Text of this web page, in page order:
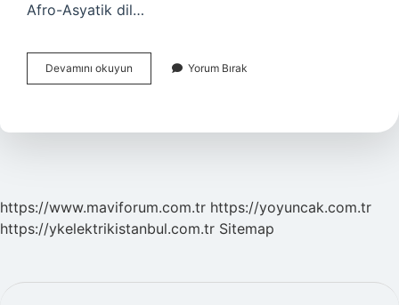
Afro-Asyatik dil…
Devamını okuyun
Eski
Yorum Bırak
https://www.maviforum.com.tr https://yoyuncak.com.tr
https://ykelektrikistanbul.com.tr Sitemap